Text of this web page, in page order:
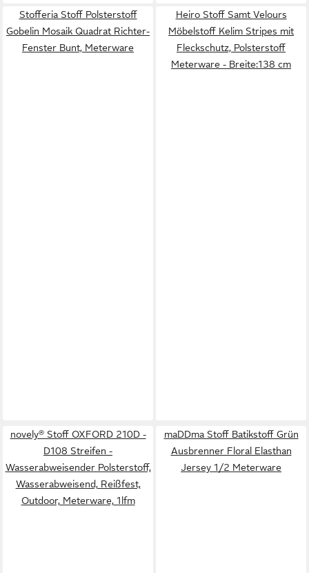
Stofferia Stoff Polsterstoff
Gobelin Mosaik Quadrat Richter-
Fenster Bunt, Meterware
Heiro Stoff Samt Velours
Möbelstoff Kelim Stripes mit
Fleckschutz, Polsterstoff
Meterware - Breite:138 cm
novely® Stoff OXFORD 210D -
D108 Streifen -
Wasserabweisender Polsterstoff,
Wasserabweisend, Reißfest,
Outdoor, Meterware, 1lfm
maDDma Stoff Batikstoff Grün
Ausbrenner Floral Elasthan
Jersey 1/2 Meterware